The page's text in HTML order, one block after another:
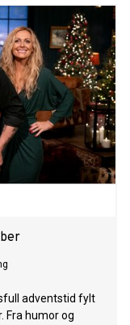
adventstid fylt
Fra humor og